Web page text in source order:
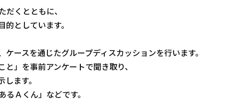
くとともに、
としています。
ースを通じたグループディスカッションを行います。
」を事前アンケートで聞き取り、
ます。
Ａくん」などです。